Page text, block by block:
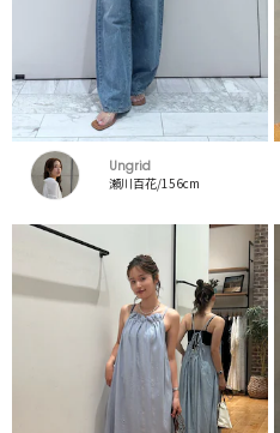
Ungrid
瀬川百花/156cm